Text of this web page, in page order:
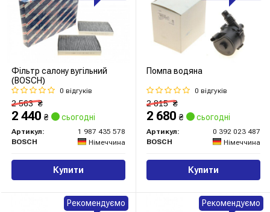
Фільтр салону вугільний
(BOSCH)
0 відгуків
2 563₴
2 440 ₴ сьогодні
Артикул:
1 987 435 578
BOSCH
Німеччина
Купити
Помпа водяна
0 відгуків
2 815₴
2 680 ₴ сьогодні
Артикул:
0 392 023 487
BOSCH
Німеччина
Купити
Рекомендуємо Рекомендуємо